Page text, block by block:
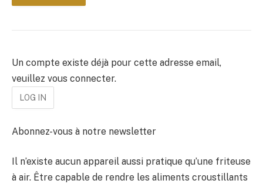
Un compte existe déjà pour cette adresse email,
veuillez vous connecter.
Abonnez-vous à notre newsletter
Il n’existe aucun appareil aussi pratique qu’une friteuse
à air. Être capable de rendre les aliments croustillants